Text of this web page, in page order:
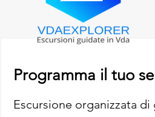
Programma il tuo
Escursione organizzata